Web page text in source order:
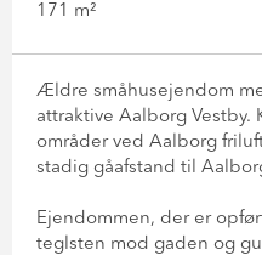
171 m²
Ældre småhusejendom
attraktive Aalborg Vestby.
områder ved Aalborg
stadig gåafstand til
Ejendommen, der er
teglsten mod gaden og